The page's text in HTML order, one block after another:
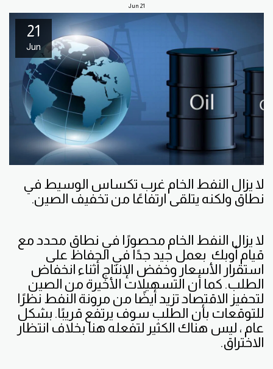
21
Jun
21
Jun
لا يزال النفط الخام غرب تكساس الوسيط في
نطاق ولكنه يتلقى ارتفاعًا من تخفيف الصين.
لا يزال النفط الخام محصورًا في نطاق محدد مع
قيام أوبك بعمل جيد جدًا في الحفاظ على
استقرار الأسعار وخفض الإنتاج أثناء انخفاض
الطلب. كما أن التسهيلات الأخيرة من الصين
لتحفيز الاقتصاد تزيد أيضًا من مرونة النفط نظرًا
للتوقعات بأن الطلب سوف يرتفع قريبًا. بشكل
عام ، ليس هناك الكثير لتفعله هنا بخلاف انتظار
الاختراق.